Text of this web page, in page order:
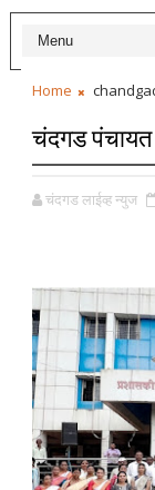
Home
चंदगड पंचायत
चंदगड लाईव्ह न्युज